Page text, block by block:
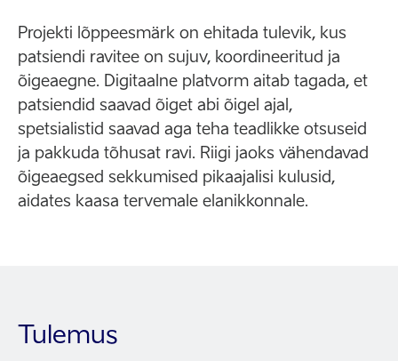
Projekti lõppeesmärk on ehitada tulevik, kus
patsiendi ravitee on sujuv, koordineeritud ja
õigeaegne. Digitaalne platvorm aitab tagada, et
patsiendid saavad õiget abi õigel ajal,
spetsialistid saavad aga teha teadlikke otsuseid
ja pakkuda tõhusat ravi. Riigi jaoks vähendavad
õigeaegsed sekkumised pikaajalisi kulusid,
aidates kaasa tervemale elanikkonnale.
Tulemus